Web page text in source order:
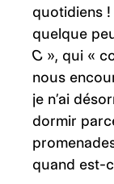
quotidiens
quelque
C », qui «
nous
je n’ai
dormir
quand est-